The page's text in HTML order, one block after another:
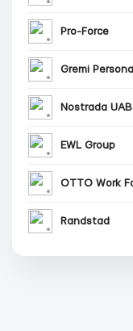
Pro-Force
Gremi
Nostrada UAB
EWL Group
OTTO Work
Randstad